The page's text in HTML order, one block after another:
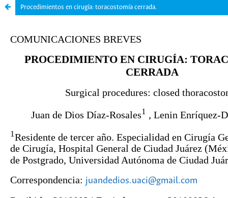
Procedimientos en cirugía: toracostomía cerrada.